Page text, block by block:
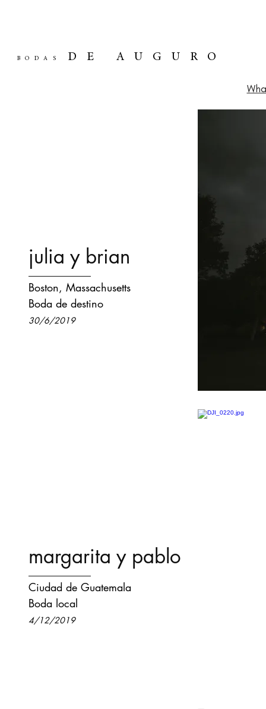
BODAS DE AUGURO
julia y brian
Boston, Massachusetts
Boda de destino
30/6/2019
margarita y pablo
Ciudad de Guatemala
Boda local
4/12/2019